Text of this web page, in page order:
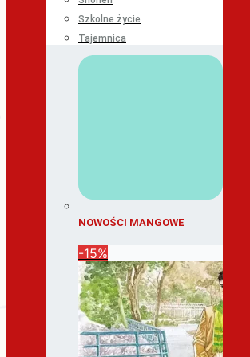
Szkolne życie
Tajemnica
NOWOŚCI MANGOWE
-15%